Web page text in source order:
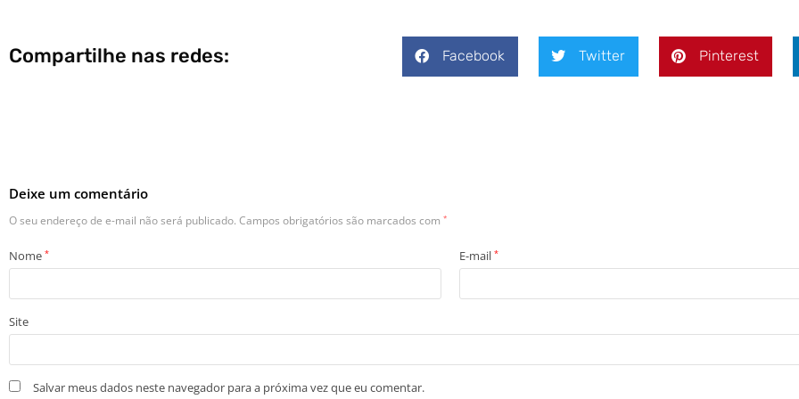
Compartilhe nas redes: Facebook Twitter Pinterest
Deixe um comentário
O seu endereço de e-mail não será publicado. Campos obrigatórios são marcados com *
Nome * E-mail *
Site
Salvar meus dados neste navegador para a próxima vez que eu comentar.